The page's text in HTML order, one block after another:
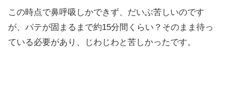
この時点で鼻呼吸しかできず、だいぶ苦しいのです
が、パテが固まるまで約15分間くらい？そのまま待っ
ている必要があり、じわじわと苦しかったです。